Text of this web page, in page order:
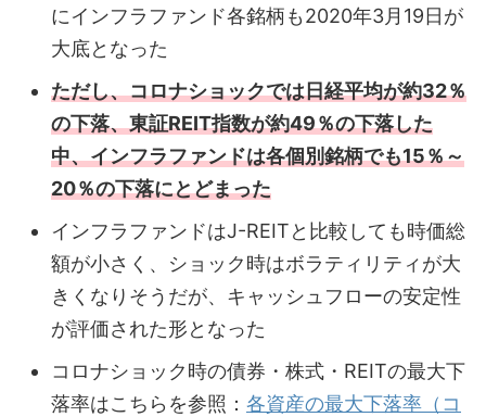
にインフラファンド各銘柄も2020年3月19日が
大底となった
ただし、コロナショックでは日経平均が約32％
の下落、東証REIT指数が約49％の下落した
中、インフラファンドは各個別銘柄でも15％～
20％の下落にとどまった
インフラファンドはJ-REITと比較しても時価総
額が小さく、ショック時はボラティリティが大
きくなりそうだが、キャッシュフローの安定性
が評価された形となった
コロナショック時の債券・株式・REITの最大下
落率はこちらを参照： 各資産の最大下落率（コ